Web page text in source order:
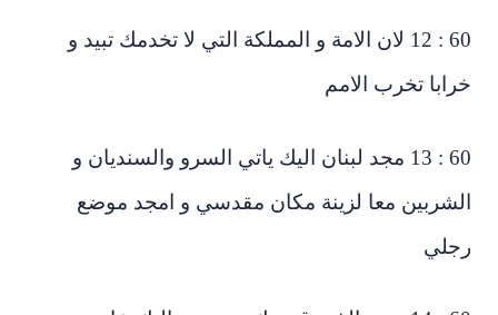
60 : 12 لان الامة و المملكة التي لا تخدمك تبيد و
تخرب الامم
60 : 13 مجد لبنان اليك ياتي السرو والسنديان و
معا لزينة مكان مقدسي و امجد موضع